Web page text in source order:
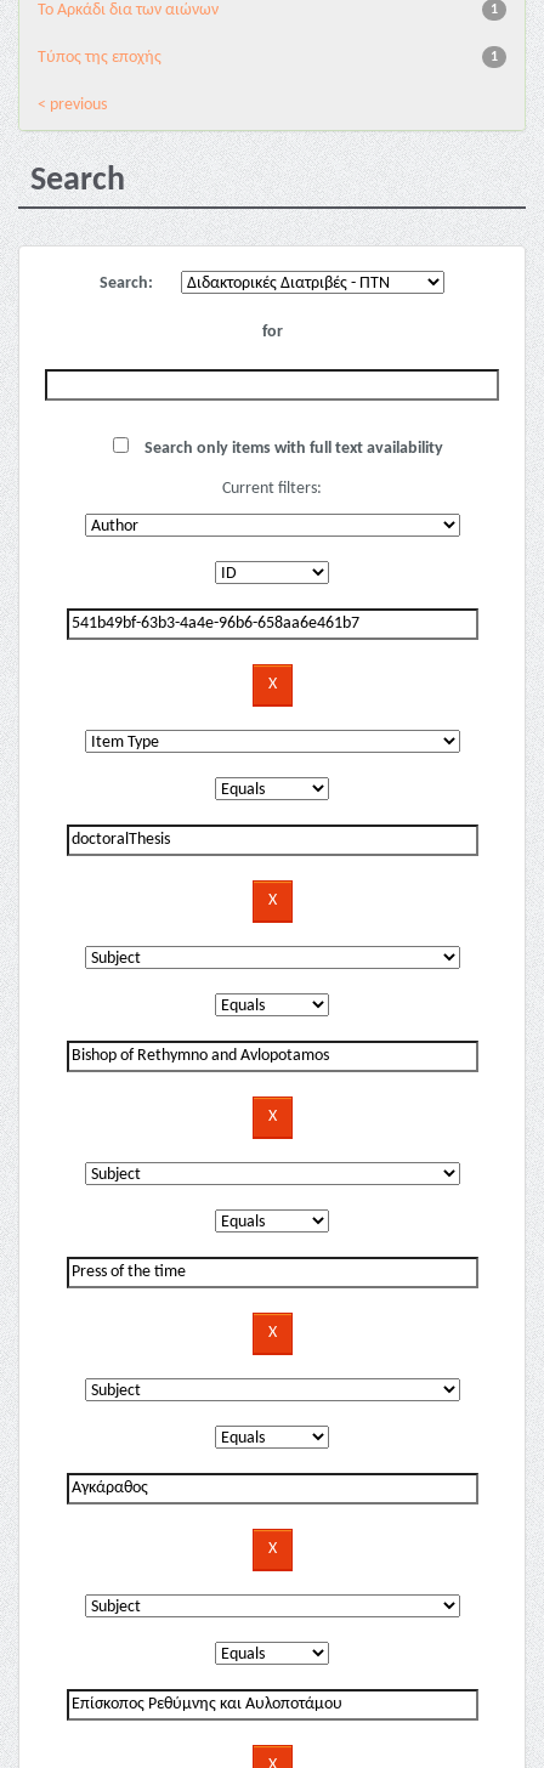
1
Το Αρκάδι δια των αιώνων
1
Τύπος της εποχής
< previous
Search
Search:
for
Search only items with full text availability
Current filters: